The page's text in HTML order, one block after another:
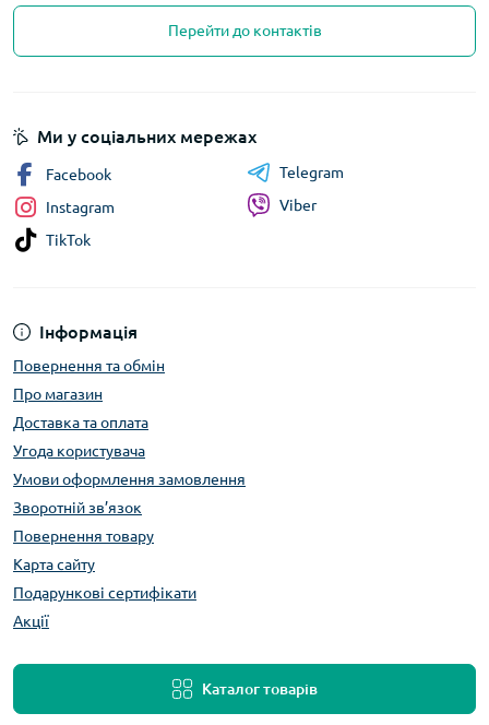
Перейти до контактів
Інформація
Повернення та обмін
Про магазин
Доставка та оплата
Угода користувача
Умови оформлення замовлення
Зворотній зв’язок
Повернення товару
Карта сайту
Подарункові сертифікати
Акції
Каталог товарів
Ми у соціальних мережах
Facebook
Instagram
TikTok
Telegram
Viber